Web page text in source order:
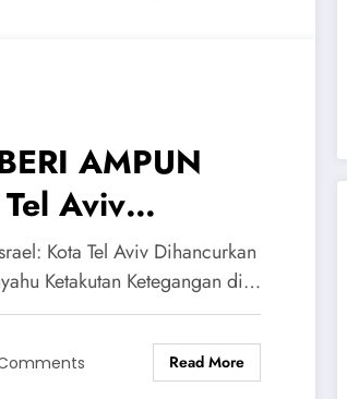
AMPUN
Aviv
Pemusnah,
Kota Tel Aviv Dihancurkan
Ketakutan Ketegangan di…
Read More